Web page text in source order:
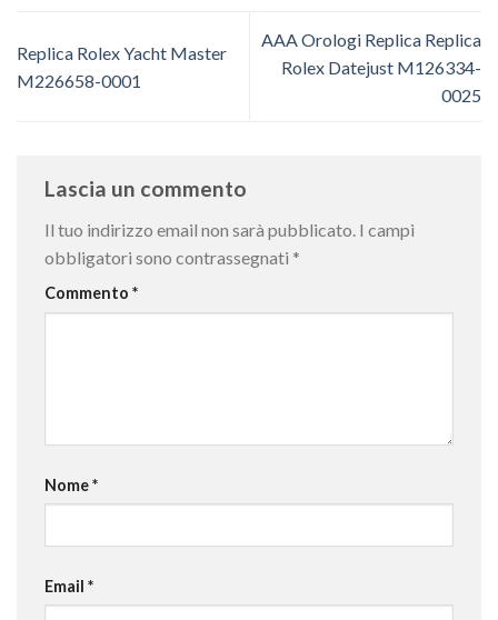
Replica Rolex Yacht Master
M226658-0001
AAA Orologi Replica Replica
Rolex Datejust M126334-
0025
Lascia un commento
Il tuo indirizzo email non sarà pubblicato. I campi
obbligatori sono contrassegnati *
Commento *
Nome*
Email *